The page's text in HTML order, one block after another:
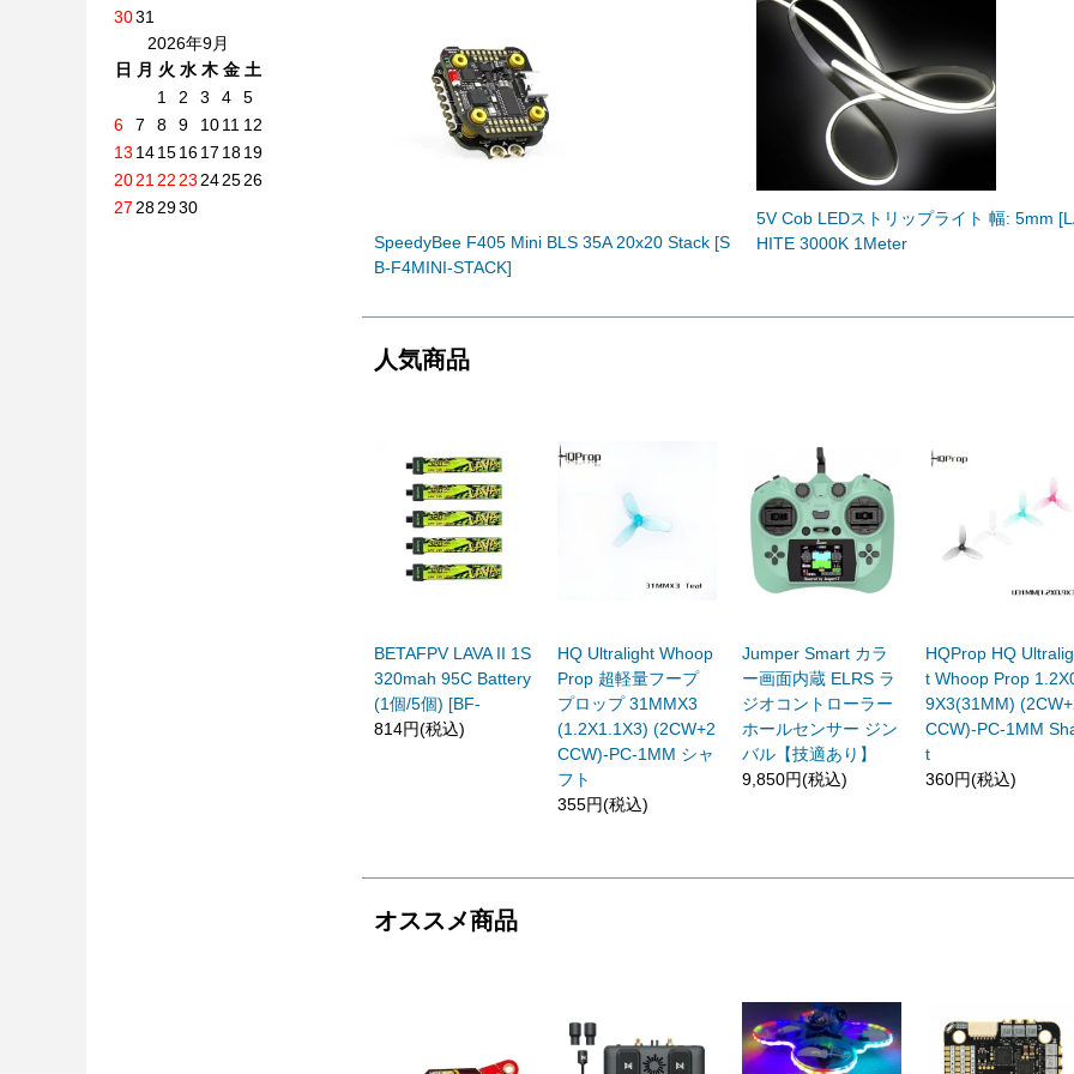
SpeedyBee F405 Mini BLS 35A 20x20 Stack [S
B-F4MINI-STACK]
5V Cob LEDストリップライト 幅: 5mm
HITE 3000K 1Meter
人気商品
BETAFPV LAVA II 1S
320mah 95C Battery
(1個/5個) [BF-
814円(税込)
HQ Ultralight Whoop
Prop 超軽量フープ
プロップ 31MMX3
(1.2X1.1X3) (2CW+2
CCW)-PC-1MM シャ
フト
355円(税込)
Jumper Smart カラ
ー画面内蔵 ELRS ラ
ジオコントローラー
ホールセンサー ジン
バル【技適あり】
9,850円(税込)
HQProp HQ
t Whoop Prop
9X3(31MM)
CCW)-PC-1MM
t
360円(税込)
オススメ商品
3031
2026年9月
日
月 火 水 木 金 土
1
2 3 4
5
6
7 8 9 1011 12
13 14151617 1819
2021 22 23 242526
27 282930